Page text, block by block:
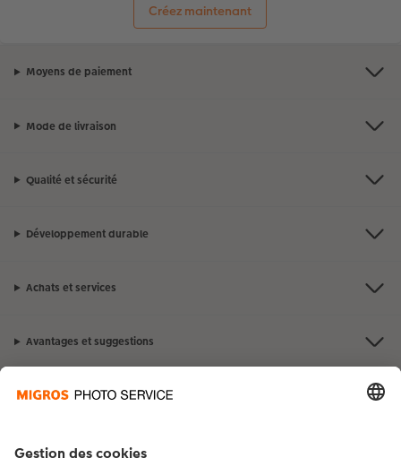
Créez maintenant
Moyens de paiement
Mode de livraison
Qualité et sécurité
Développement durable
Achats et services
Avantages et suggestions
Contact et aide
La Migros